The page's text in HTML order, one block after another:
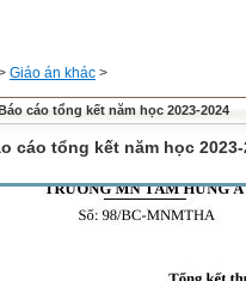
Giáo án khác >
cáo tổng kết năm học 2023-2024
cáo tổng kết năm học 2023-